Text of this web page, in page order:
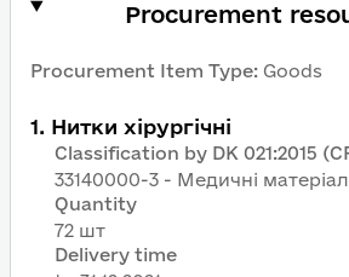
Procurement
Procurement Item Type: Goods
1. Нитки хірургічні
Classification by DK 021:2015
33140000-3 - Медичні
Quantity
72 шт
Delivery time